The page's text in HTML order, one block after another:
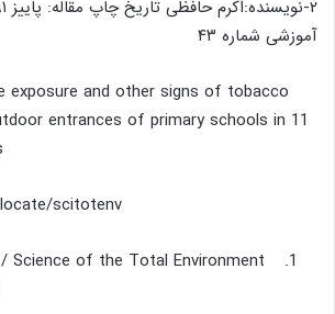
آموزشی شماره ۴۳
exposure and other signs of tobacco
entrances of primary schools in 11
scitotenv
Science of the Total Environment